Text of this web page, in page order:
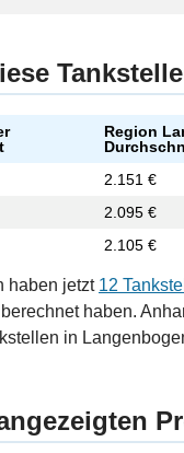
Region
2.151 €
2.095 €
2.105 €
haben jetzt 12
haben.
in